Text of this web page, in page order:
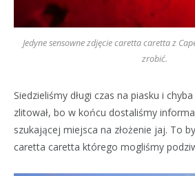
Jedyne sensowne zdjęcie caretta caretta z
zrobić.
Siedzieliśmy długi czas na piasku i
zlitował, bo w końcu dostaliśmy
szukającej miejsca na złożenie jaj. To
caretta caretta którego mogliśmy